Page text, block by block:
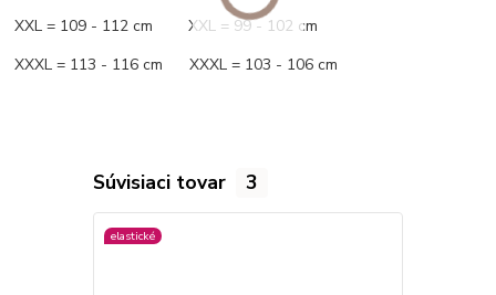
XXL = 109 - 112 cm XXL = 99 - 102 cm
XXXL = 113 - 116 cm XXXL = 103 - 106 cm
Súvisiaci tovar 3
elastické